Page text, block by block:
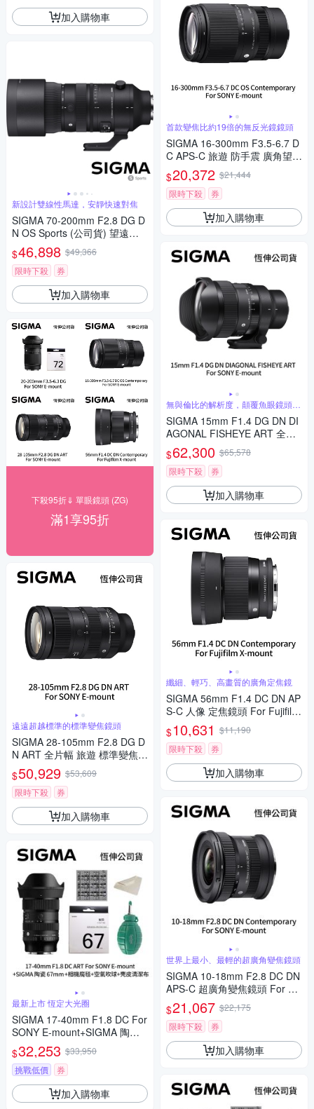
加入購物車
新設計雙線性馬達，安靜快速對焦
SIGMA 70-200mm F2.8 DG D
N OS Sports (公司貨) 望遠變
焦鏡頭 大三元 全片幅無反微單
眼鏡頭
$46,898 $49,366
限時下殺
券
加入購物車
下殺95折⇓ 單眼鏡頭 (ZG)
滿1享95折
遠遠超越標準的標準變焦鏡頭
SIGMA 28-105mm F2.8 DG D
N ART 全片幅 旅遊 標準變焦鏡
頭 For SONY E-mount (公司
貨)
$50,929 $53,609
限時下殺
券
加入購物車
最新上市 恆定大光圈
SIGMA 17-40mm F1.8 DC For
SONY E-mount+SIGMA 陶瓷 6
7mm保護鏡+相機魔毯+BW-13
0吹球+3030麂皮清潔布 (公司
貨)
$32,253 $33,950
挑戰低價
券
加入購物車
首款變焦比約19倍的無反光鏡鏡頭
SIGMA 16-300mm F3.5-6.7 D
C APS-C 旅遊 防手震 廣角望遠
鏡頭 For SONY E-mount (公司
貨)
$20,372 $21,444
限時下殺
券
加入購物車
無與倫比的解析度，顛覆魚眼鏡頭的
傳統觀念
SIGMA 15mm F1.4 DG DN DI
AGONAL FISHEYE ART 全片
幅 魚眼定焦鏡頭 For SONY E-
mount (公司貨)
$62,300 $65,578
限時下殺
券
加入購物車
纖細、輕巧、高畫質的廣角定焦鏡
SIGMA 56mm F1.4 DC DN AP
S-C 人像 定焦鏡頭 For Fujifilm
X-mount (公司貨)
$10,631 $11,190
限時下殺
券
加入購物車
世界上最小、最輕的超廣角變焦鏡頭
SIGMA 10-18mm F2.8 DC DN
APS-C 超廣角變焦鏡頭 For SO
NY E-mount (公司貨)
$21,067 $22,175
限時下殺
券
加入購物車